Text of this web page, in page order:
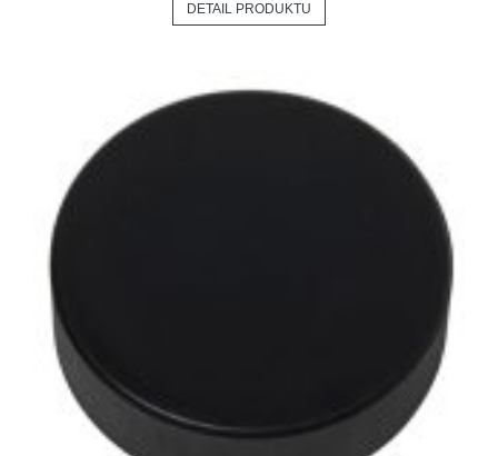
DETAIL PRODUKTU